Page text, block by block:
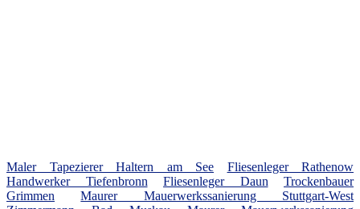
Maler Tapezierer Haltern am See
Fliesenleger Rathenow
Handwerker Tiefenbronn
Fliesenleger Daun
Trockenbauer
Grimmen
Maurer Mauerwerkssanierung Stuttgart-West